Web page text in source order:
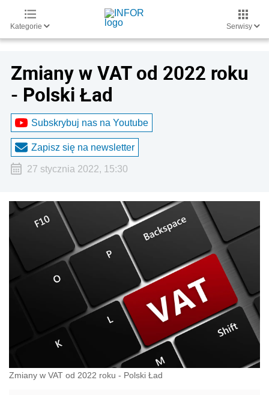
Kategorie Serwisy
Zmiany w VAT od 2022 roku
- Polski Ład
Subskrybuj nas na Youtube
Zapisz się na newsletter
27 stycznia 2022, 15:30
Zmiany w VAT od 2022 roku - Polski Ład